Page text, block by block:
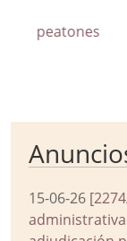
peatones
15-06-26